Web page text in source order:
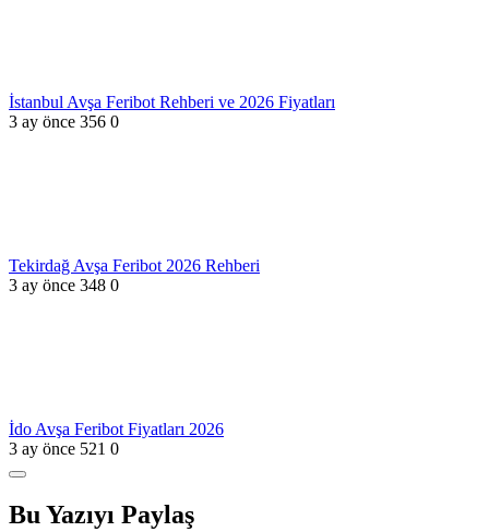
İstanbul Avşa Feribot Rehberi ve 2026 Fiyatları
3 ay önce 356 0
Tekirdağ Avşa Feribot 2026 Rehberi
3 ay önce 348 0
İdo Avşa Feribot Fiyatları 2026
3 ay önce 521 0
Bu Yazıyı Paylaş